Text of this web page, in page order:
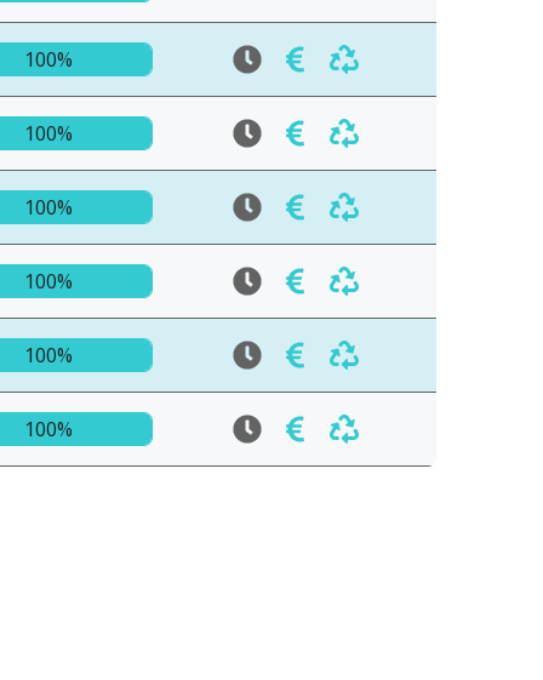
100%
100%
100%
100%
100%
100%